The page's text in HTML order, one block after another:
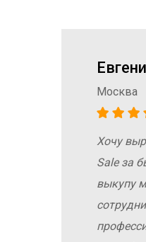
Москва
Хочу
Sale за
выкупу